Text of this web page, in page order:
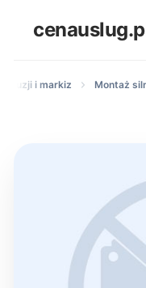
i markiz Montaż